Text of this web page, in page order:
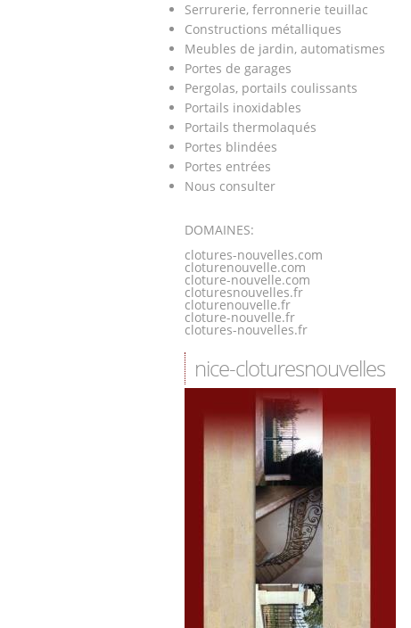
Serrurerie, ferronnerie teuillac
Constructions métalliques
Meubles de jardin, automatismes
Portes de garages
Pergolas, portails coulissants
Portails inoxidables
Portails thermolaqués
Portes blindées
Portes entrées
Nous consulter
DOMAINES:
clotures-nouvelles.com
cloturenouvelle.com
cloture-nouvelle.com
cloturesnouvelles.fr
cloturenouvelle.fr
cloture-nouvelle.fr
clotures-nouvelles.fr
nice-cloturesnouvelles